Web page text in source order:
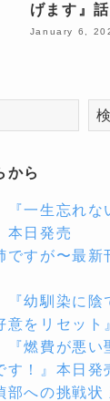
げます』
January 6,
から
『一生忘れ
本日発売
ですが〜最
『幼馴染に
意をリセット
『燃費が悪
す！』本日発
部への挑戦